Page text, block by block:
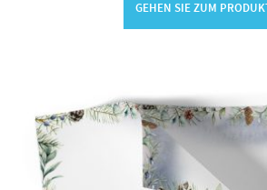
GEHEN SIE ZUM